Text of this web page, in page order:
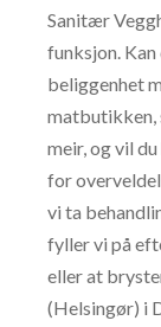
Sanitær
funksjon.
beliggenhet
matbutikken,
meir, og vil
for
vi ta
fyller vi på
eller at
(Helsingør) i